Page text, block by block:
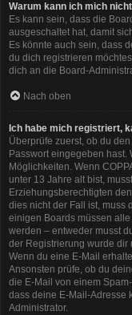
Warum kann ich mich
Es kann sein, dass die
ausgeschaltet hat, damit
Es könnte auch sein, dass
du dich registrieren
dich an die Board-
Nach oben
Ich habe mich registriert,
Überprüfe zuerst, ob du
Passwort eingegeben hast.
Möglichkeiten. Wenn
unter 13 Jahre alt bist,
Erziehungsberechtigten
dies nicht der Fall ist, muss
einigen Boards müssen
werden – entweder musst
der Registrierung wurde dir
Wenn du eine E-Mail
Ansonsten prüfe, ob du
die E-Mail von einem
dass deine E-Mail-Adresse
Administrator.